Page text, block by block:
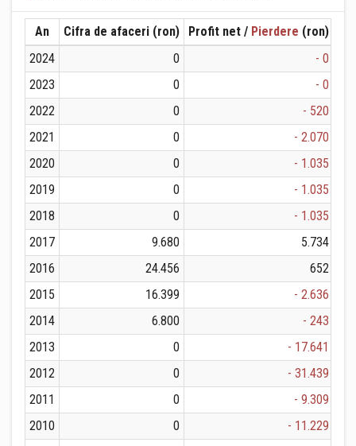
An Cifra de afaceri (ron) Profit net / Pierdere (ron)
2024
0
- 0
2023
0
- 0
2022
0
- 520
2021
0
- 2.070
2020
0
- 1.035
2019
0
- 1.035
2018
0
- 1.035
2017
9.680
5.734
2016
24.456
652
2015
16.399
- 2.636
2014
6.800
- 243
2013
0
- 17.641
2012
0
- 31.439
2011
0
- 9.309
2010
0
- 11.229